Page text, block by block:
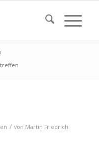
/ von Martin Friedrich